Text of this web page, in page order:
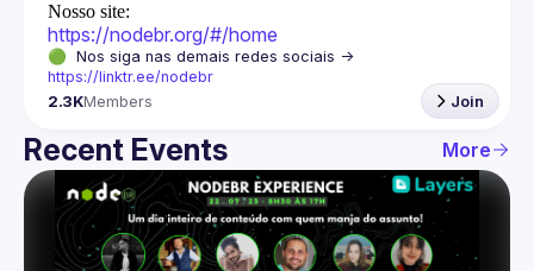
Nosso site:
https://nodebr.org/#/home
https://linktr.ee/nodebr
2.3KMembers Join
Recent Events More